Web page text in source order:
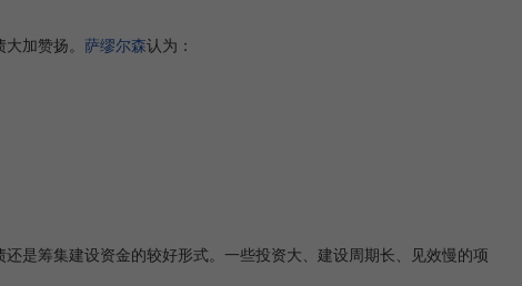
加赞扬。 萨缪尔森认为：
筹集建设资金的较好形式。一些投资大、建设周期长、见效慢的项